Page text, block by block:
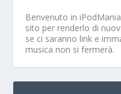
Benvenuto in
sito per renderlo di
se ci saranno link e
musica non si fermerà.